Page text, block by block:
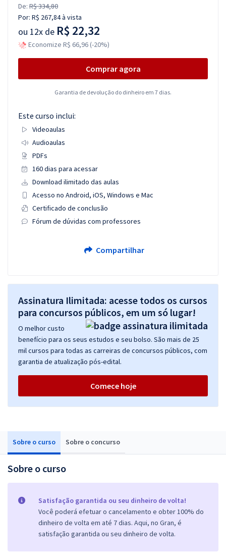
Sobre o curso Sobre o concurso
Sobre o curso
Satisfação garantida ou seu dinheiro de volta!
Você poderá efetuar o cancelamento e obter 100% do
dinheiro de volta em até 7 dias. Aqui, no Gran, é
satisfação garantida ou seu dinheiro de volta.
De: R$ 334,80
Por: R$ 267,84à vista
ou 12x de R$ 22,32
Economize R$ 66,96 (-20%)
Comprar agora
Garantia de devolução do dinheiro em 7 dias.
Este curso inclui:
Videoaulas
Audioaulas
PDFs
160 dias para acessar
Download ilimitado das aulas
Acesso no Android, iOS, Windows e Mac
Certificado de conclusão
Fórum de dúvidas com professores
Compartilhar
Assinatura Ilimitada: acesse todos os cursos
para concursos públicos, em um só lugar!
O melhor custo
benefício para os seus estudos e seu bolso. São mais de 25
mil cursos para todas as carreiras de concursos públicos, com
garantia de atualização pós-edital.
Comece hoje